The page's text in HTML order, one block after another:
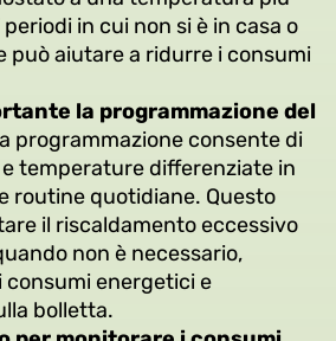
in cui non si è in casa o
può aiutare a ridurre i consumi
la programmazione del
programmazione consente di
temperature differenziate in
routine quotidiane. Questo
il riscaldamento eccessivo
non è necessario,
consumi energetici e
bolletta.